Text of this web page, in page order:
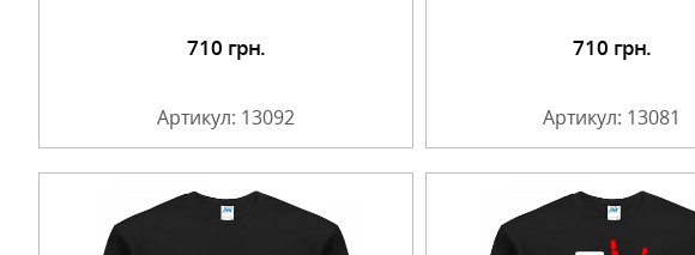
710 грн.
Артикул: 13092
Подробнее 710 грн.
Артикул: 13081
Подробнее